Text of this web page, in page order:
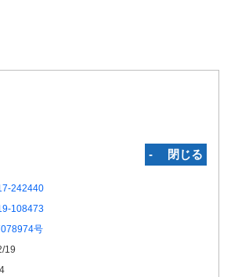
‐ 閉じる
242440
108473
号
19